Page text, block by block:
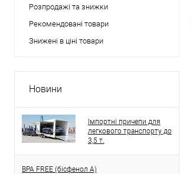
Розпродажі та знижки
Рекомендовані товари
Знижені в ціні товари
Новини
Імпортні причепи для
легкового транспорту до
3,5 т.
BPA FREE (бісфенол A)